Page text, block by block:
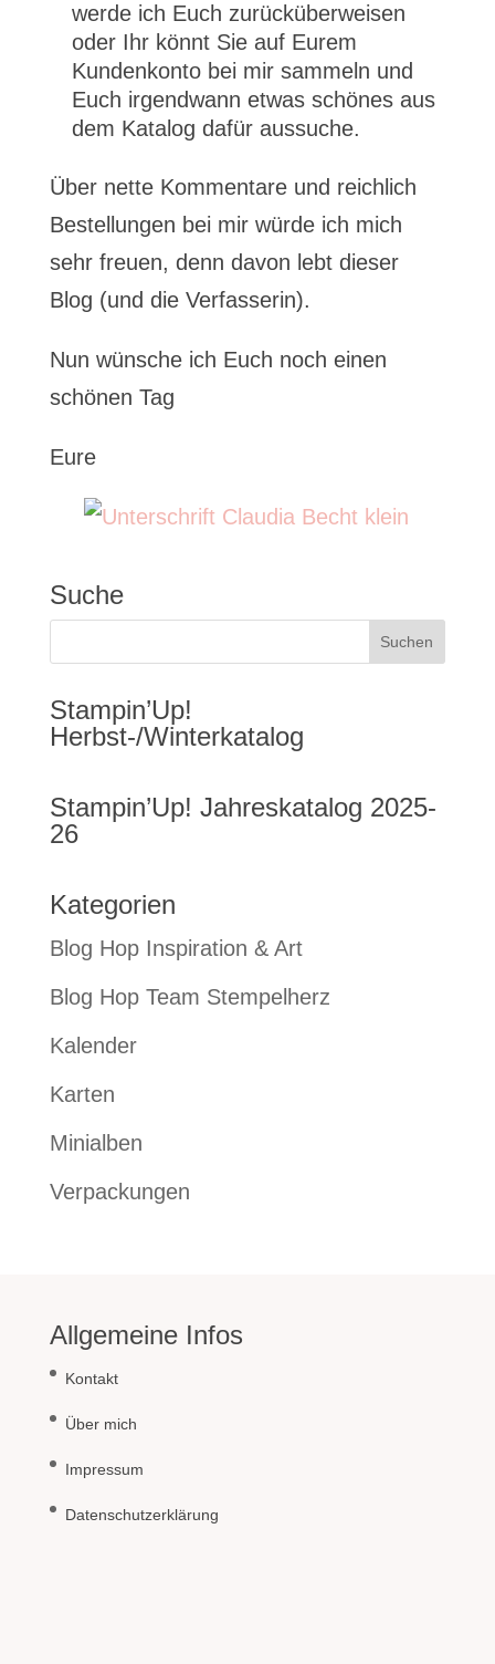
werde ich Euch zurücküberweisen
oder Ihr könnt Sie auf Eurem
Kundenkonto bei mir sammeln und
Euch irgendwann etwas schönes aus
dem Katalog dafür aussuche.
Über nette Kommentare und reichlich
Bestellungen bei mir würde ich mich
sehr freuen, denn davon lebt dieser
Blog (und die Verfasserin).
Nun wünsche ich Euch noch einen
schönen Tag
Eure
Suche
Stampin’Up!
Herbst-/Winterkatalog
Stampin’Up! Jahreskatalog 2025-
26
Kategorien
Blog Hop Inspiration & Art
Blog Hop Team Stempelherz
Kalender
Karten
Minialben
Verpackungen
Allgemeine Infos
Kontakt
Über mich
Impressum
Datenschutzerklärung